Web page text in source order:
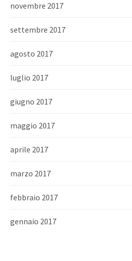
novembre 2017
settembre 2017
agosto 2017
luglio 2017
giugno 2017
maggio 2017
aprile 2017
marzo 2017
febbraio 2017
gennaio 2017